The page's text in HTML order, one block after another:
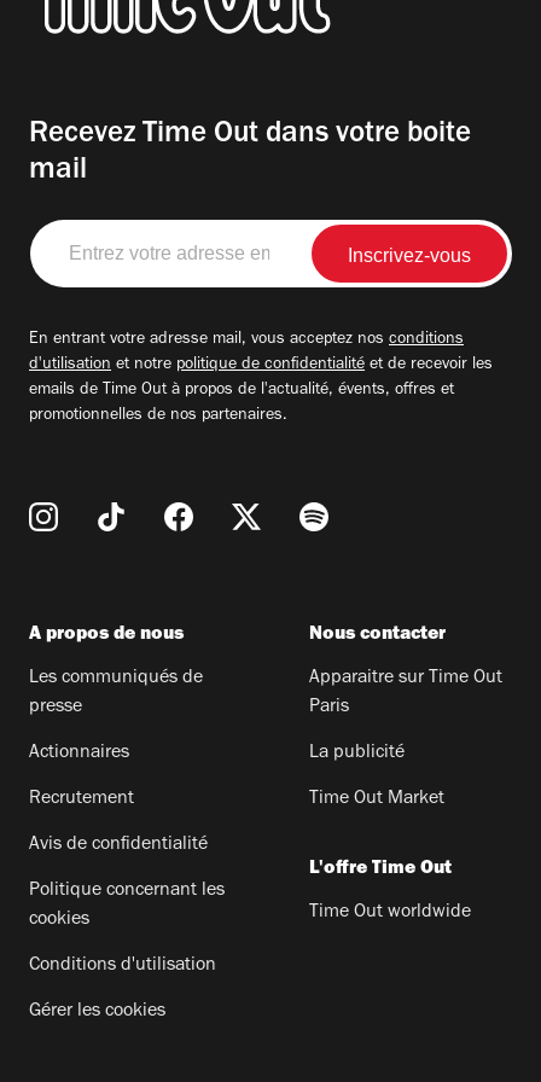
Recevez Time Out dans votre boite
mail
Entrez
votre
adresse
En entrant votre adresse mail, vous acceptez nos conditions
d'utilisation et notre politique de confidentialité et de recevoir les
emails de Time Out à propos de l'actualité, évents, offres et
promotionnelles de nos partenaires.
A propos de nous
Les communiqués de
presse
Actionnaires
Recrutement
Avis de confidentialité
Politique concernant les
cookies
Conditions d'utilisation
Gérer les cookies
Nous contacter
Apparaitre sur Time Out
Paris
La publicité
Time Out Market
L'offre Time Out
Time Out worldwide